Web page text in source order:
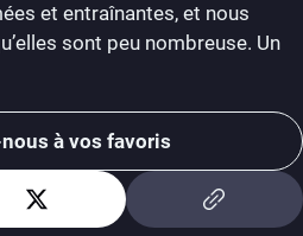
et entraînantes, et nous
sont peu nombreuse. Un
à vos favoris